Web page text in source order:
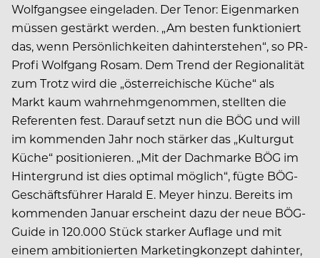
Wolfgangsee eingeladen. Der Tenor: Eigenmarken
müssen gestärkt werden. „Am besten funktioniert
das, wenn Persönlichkeiten dahinterstehen“, so PR-
Profi Wolfgang Rosam. Dem Trend der Regionalität
zum Trotz wird die „österreichische Küche“ als
Markt kaum wahrnehmgenommen, stellten die
Referenten fest. Darauf setzt nun die BÖG und will
im kommenden Jahr noch stärker das „Kulturgut
Küche“ positionieren. „Mit der Dachmarke BÖG im
Hintergrund ist dies optimal möglich“, fügte BÖG-
Geschäftsführer Harald E. Meyer hinzu. Bereits im
kommenden Januar erscheint dazu der neue BÖG-
Guide in 120.000 Stück starker Auflage und mit
einem ambitionierten Marketingkonzept dahinter,